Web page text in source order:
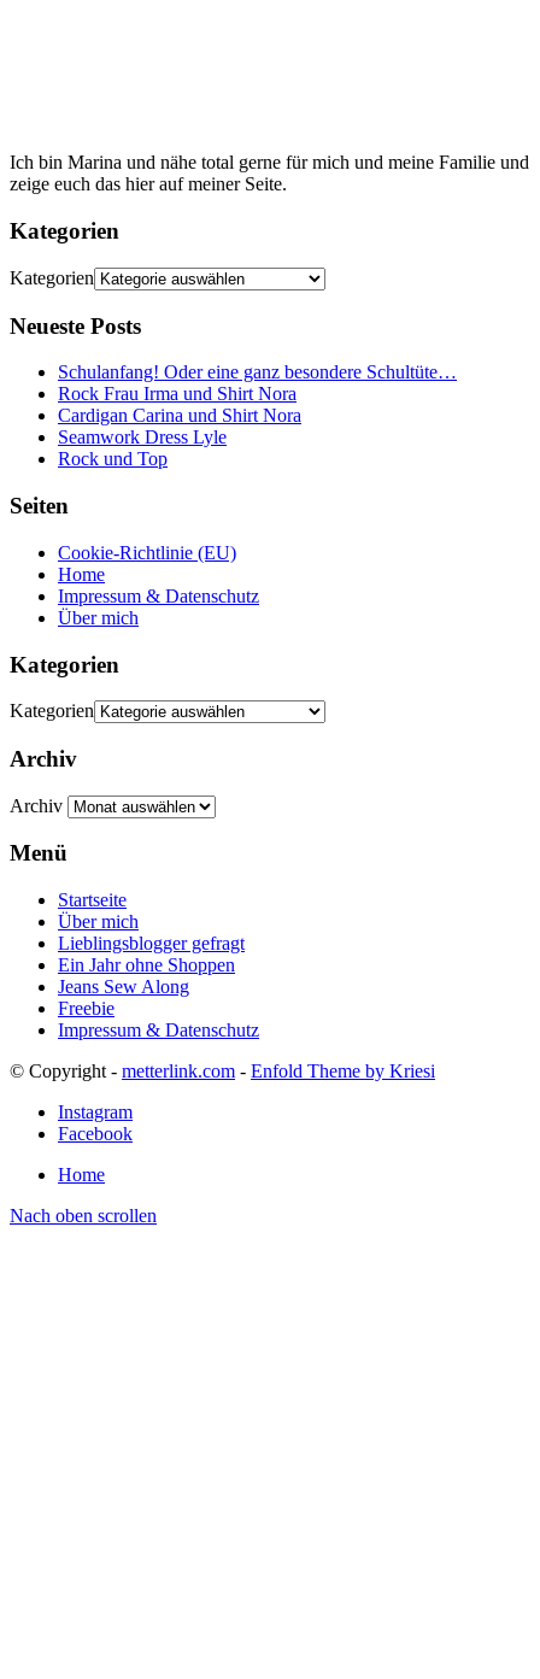
Ich bin Marina und nähe total gerne für mich und meine Familie und
zeige euch das hier auf meiner Seite.
Kategorien
Kategorien
Neueste Posts
Schulanfang! Oder eine ganz besondere Schultüte…
Rock Frau Irma und Shirt Nora
Cardigan Carina und Shirt Nora
Seamwork Dress Lyle
Rock und Top
Seiten
Cookie-Richtlinie (EU)
Home
Impressum & Datenschutz
Über mich
Kategorien
Kategorien
Archiv
Archiv
Menü
Startseite
Über mich
Lieblingsblogger gefragt
Ein Jahr ohne Shoppen
Jeans Sew Along
Freebie
Impressum & Datenschutz
© Copyright - metterlink.com - Enfold Theme by Kriesi
Instagram
Facebook
Home
Nach oben scrollen